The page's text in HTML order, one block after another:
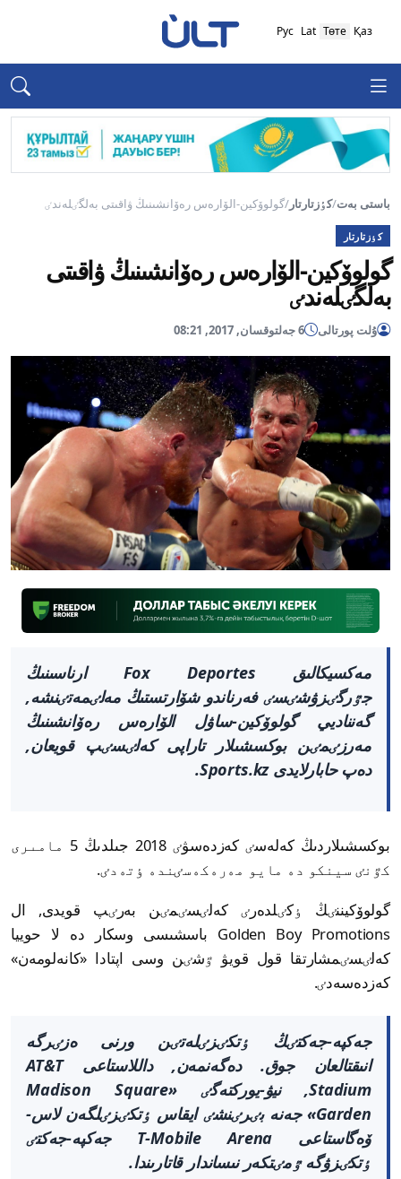
Қаз
Төте
Lat
Рус
باستى بەت/كٶزتارتار /گولوۆكين-الۆارەس رەۆانشىنىڭ ۋاقىتى بەلگٸلەندٸ
كٶزتارتار
گولوۆكين-الۆارەس رەۆانشىنىڭ ۋاقىتى
بەلگٸلەندٸ
ۇلت پورتالى 6 جەلتوقسان, 2017, 08:21
مەكسيكالىق Fox Deportes ارناسىنىڭ
جٷرگٸزۋشٸسٸ فەرناندو شۆارتستىڭ مەلٸمەتٸنشە,
گەنناديي گولوۆكين-ساۋل الۆارەس رەۆانشىنىڭ
مەرزٸمٸن بوكسشىلار تاراپى كەلٸسٸپ قويعان,
دەپ حابارلايدى Sports.kz.
بوكسشىلاردىڭ كەلەسٸ كەزدەسۋٸ 2018 جىلدىڭ 5 مامىرى
كٷنٸ سينكو دە مايو مەرەكەسٸندە ٶتەدٸ.
گولوۆكيننٸڭ ٶكٸلدەرٸ كەلٸسٸمٸن بەرٸپ قويدى, ال
Golden Boy Promotions باسشىسى وسكار دە لا حوييا
كەلٸسٸمشارتقا قول قويۋ ٷشٸن وسى اپتادا «كانەلومەن»
كەزدەسەدٸ.
جەكپە-جەكتٸڭ ٶتكٸزٸلەتٸن ورنى ەزٸرگە
انىقتالعان جوق. دەگەنمەن, داللاستاعى AT&T
Stadium, نيۋ-يوركتەگٸ «Madison Square
Garden» جەنە بٸرٸنشٸ ايقاس ٶتكٸزٸلگەن لاس-
ۆەگاستاعى T-Mobile Arena جەكپە-جەكتٸ
ٶتكٸزۋگە ٷمٸتكەر نىساندار قاتارىندا.